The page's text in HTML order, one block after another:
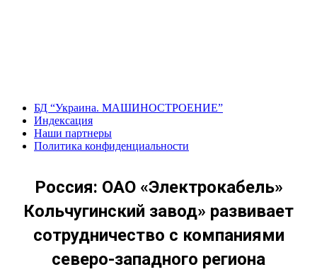
содержанию
БД “Украина. МАШИНОСТРОЕНИЕ”
Индекcация
Наши партнеры
Политика конфиденциальности
Россия: ОАО «Электрокабель»
Кольчугинский завод» развивает
сотрудничество с компаниями
северо-западного региона